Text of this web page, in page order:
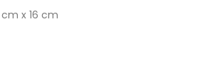
x 16 cm